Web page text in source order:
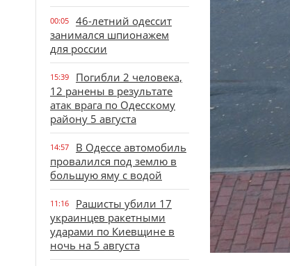
00:05
46-летний одессит
занимался шпионажем
для россии
15:39
Погибли 2 человека,
12 ранены в результате
атак врага по Одесскому
району 5 августа
14:57
В Одессе автомобиль
провалился под землю в
большую яму с водой
11:16
Рашисты убили 17
украинцев ракетными
ударами по Киевщине в
ночь на 5 августа